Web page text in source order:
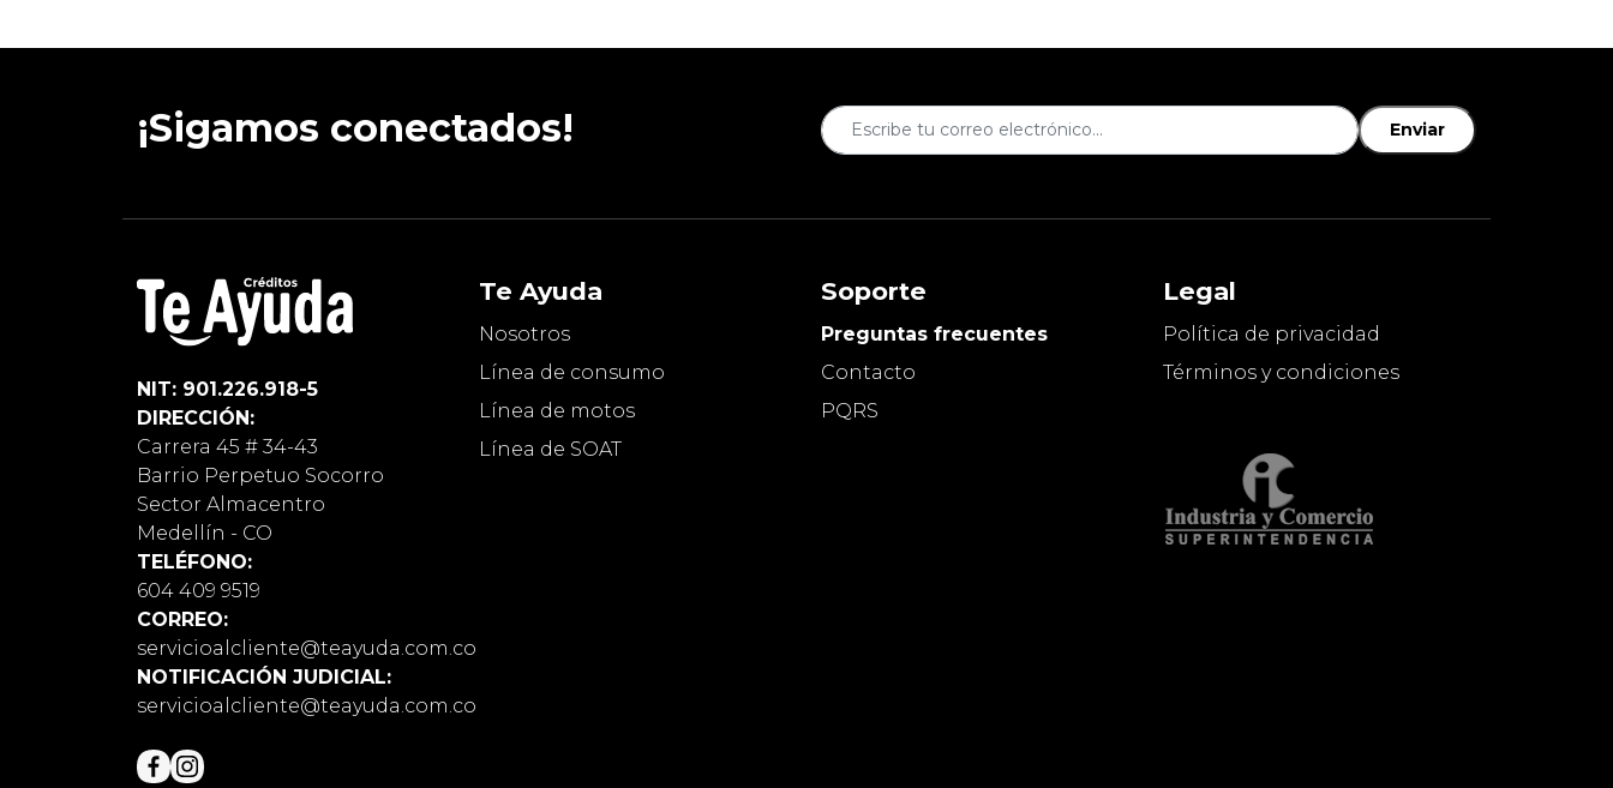
¡Sigamos conectados! Enviar
NIT: 901.226.918-5
DIRECCIÓN:
Carrera 45 # 34-43
Barrio Perpetuo Socorro
Sector Almacentro
Medellín - CO
TELÉFONO:
604 409 9519
CORREO:
servicioalcliente@teayuda.com.co
NOTIFICACIÓN JUDICIAL:
servicioalcliente@teayuda.com.co
Te Ayuda
Nosotros
Línea de consumo
Línea de motos
Línea de SOAT
Soporte
Preguntas frecuentes
Contacto
PQRS
Legal
Política de privacidad
Términos y condiciones